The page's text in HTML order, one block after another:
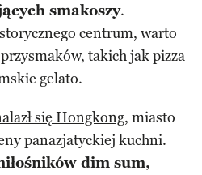
smakoszy.
centrum, warto
takich jak pizza
gelato.
się Hongkong, miasto
panazjatyckiej kuchni.
dim sum,